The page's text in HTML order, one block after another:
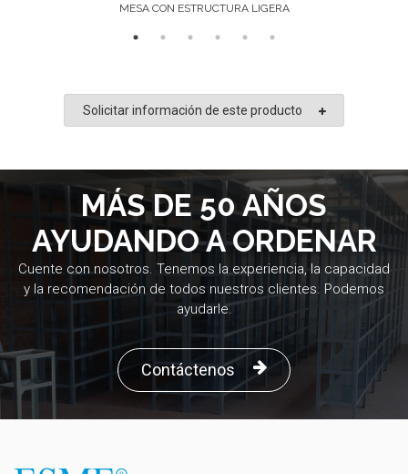
MESA CON ESTRUCTURA LIGERA
Solicitar información de este producto
MÁS DE 50 AÑOS
AYUDANDO A ORDENAR
Cuente con nosotros. Tenemos la experiencia, la capacidad
y la recomendación de todos nuestros clientes. Podemos
ayudarle.
Contáctenos